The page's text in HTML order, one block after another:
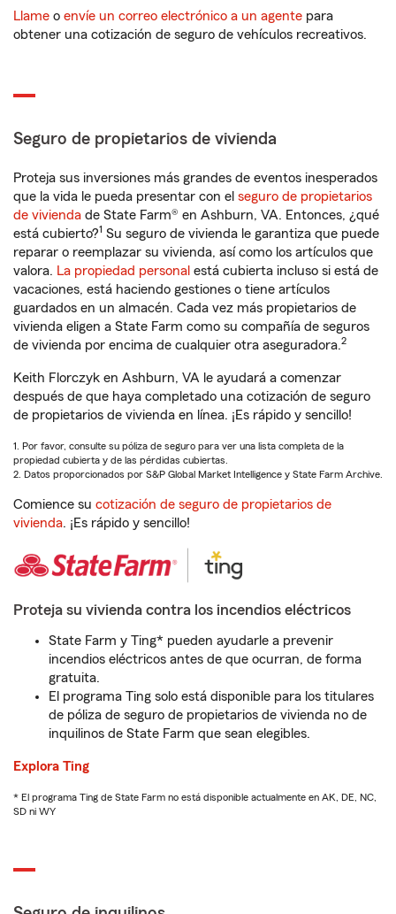
Llame o envíe un correo electrónico a un agente para
obtener una cotización de seguro de vehículos recreativos.
Seguro de propietarios de vivienda
Proteja sus inversiones más grandes de eventos inesperados
que la vida le pueda presentar con el seguro de propietarios
de vivienda de State Farm® en Ashburn, VA. Entonces, ¿qué
está cubierto?1 Su seguro de vivienda le garantiza que puede
reparar o reemplazar su vivienda, así como los artículos que
valora. La propiedad personal está cubierta incluso si está de
vacaciones, está haciendo gestiones o tiene artículos
guardados en un almacén. Cada vez más propietarios de
vivienda eligen a State Farm como su compañía de seguros
de vivienda por encima de cualquier otra aseguradora.2
Keith Florczyk en Ashburn, VA le ayudará a comenzar
después de que haya completado una cotización de seguro
de propietarios de vivienda en línea. ¡Es rápido y sencillo!
1. Por favor, consulte su póliza de seguro para ver una lista completa de la
propiedad cubierta y de las pérdidas cubiertas.
2. Datos proporcionados por S&P Global Market Intelligence y State Farm Archive.
Comience su cotización de seguro de propietarios de
vivienda. ¡Es rápido y sencillo!
Proteja su vivienda contra los incendios eléctricos
State Farm y Ting* pueden ayudarle a prevenir
incendios eléctricos antes de que ocurran, de forma
gratuita.
El programa Ting solo está disponible para los titulares
de póliza de seguro de propietarios de vivienda no de
inquilinos de State Farm que sean elegibles.
Explora Ting
* El programa Ting de State Farm no está disponible actualmente en AK, DE, NC,
SD ni WY